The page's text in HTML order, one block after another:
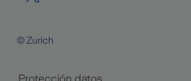
Protección datos
© Zurich